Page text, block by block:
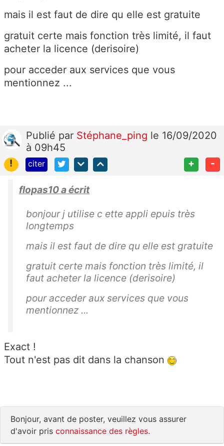
mais il est faut de dire qu elle est gratuite
gratuit certe mais fonction très limité, il faut
acheter la licence (derisoire)
pour acceder aux services que vous
mentionnez ...
Publié par Stéphane_ping le 16/09/2020
à 09h45
!
citer + -
flopas10 a écrit
bonjour j utilise c ette appli epuis très
longtemps
mais il est faut de dire qu elle est gratuite
gratuit certe mais fonction très limité, il
faut acheter la licence (derisoire)
pour acceder aux services que vous
mentionnez ...
Exact !
Tout n'est pas dit dans la chanson
Bonjour, avant de poster, veuillez vous assurer
d'avoir pris connaissance des règles.